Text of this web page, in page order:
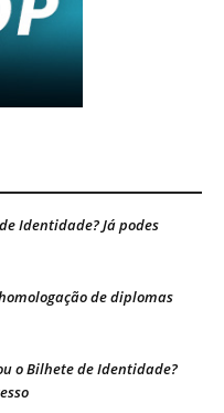
Identidade? Já podes
de diplomas
o Bilhete de Identidade?